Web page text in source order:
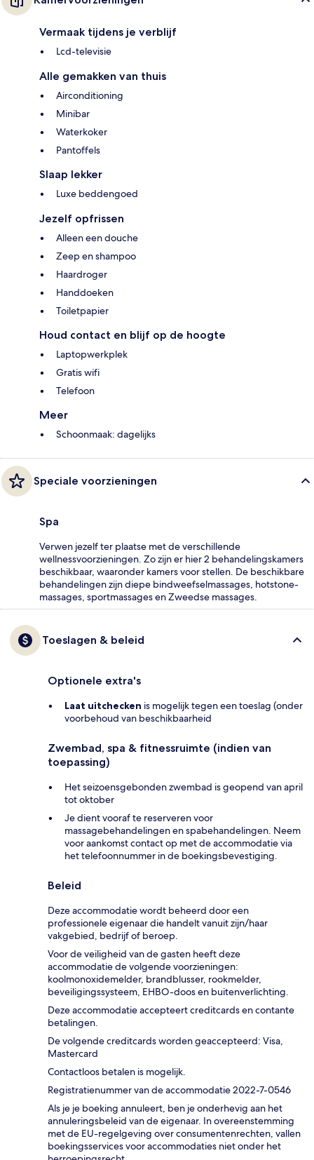
Vermaak tijdens je verblijf
Lcd-televisie
Alle gemakken van thuis
Airconditioning
Minibar
Waterkoker
Pantoffels
Slaap lekker
Luxe beddengoed
Jezelf opfrissen
Alleen een douche
Zeep en shampoo
Haardroger
Handdoeken
Toiletpapier
Houd contact en blijf op de hoogte
Laptopwerkplek
Gratis wifi
Telefoon
Meer
Schoonmaak: dagelijks
Speciale voorzieningen
Spa
Verwen jezelf ter plaatse met de verschillende
wellnessvoorzieningen. Zo zijn er hier 2 behandelingskamers
beschikbaar, waaronder kamers voor stellen. De beschikbare
behandelingen zijn diepe bindweefselmassages, hotstone-
massages, sportmassages en Zweedse massages.
Toeslagen & beleid
Optionele extra's
Laat uitchecken is mogelijk tegen een toeslag (onder
voorbehoud van beschikbaarheid
Zwembad, spa & fitnessruimte (indien van
toepassing)
Het seizoensgebonden zwembad is geopend van april
tot oktober
Je dient vooraf te reserveren voor
massagebehandelingen en spabehandelingen. Neem
voor aankomst contact op met de accommodatie via
het telefoonnummer in de boekingsbevestiging.
Beleid
Deze accommodatie wordt beheerd door een
professionele eigenaar die handelt vanuit zijn/haar
vakgebied, bedrijf of beroep.
Voor de veiligheid van de gasten heeft deze
accommodatie de volgende voorzieningen:
koolmonoxidemelder, brandblusser, rookmelder,
beveiligingssysteem, EHBO-doos en buitenverlichting.
Deze accommodatie accepteert creditcards en contante
betalingen.
De volgende creditcards worden geaccepteerd: Visa,
Mastercard
Contactloos betalen is mogelijk.
Registratienummer van de accommodatie 2022-7-0546
Als je je boeking annuleert, ben je onderhevig aan het
annuleringsbeleid van de eigenaar. In overeenstemming
met de EU-regelgeving over consumentenrechten, vallen
boekingsservices voor accommodaties niet onder het